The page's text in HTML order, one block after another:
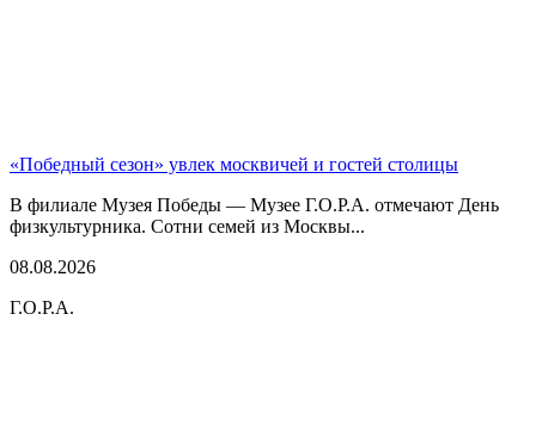
«Победный сезон» увлек москвичей и гостей столицы
В филиале Музея Победы — Музее Г.О.Р.А. отмечают День
физкультурника. Сотни семей из Москвы...
08.08.2026
Г.О.Р.А.